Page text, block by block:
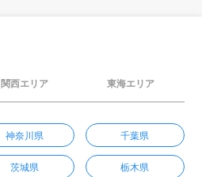
関西エリア 東海エリア
神奈川県 千葉県
茨城県 栃木県